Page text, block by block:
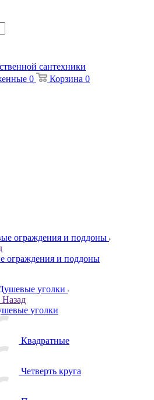
0 Корзина 0
ограждения и поддоны
ограждения и поддоны
уголки
Назад
уголки
Квадратные
Четверть круга